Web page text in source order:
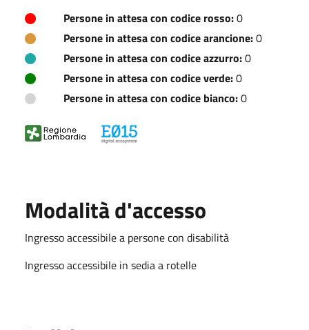
Persone in attesa con codice rosso:0
Persone in attesa con codice arancione:0
Persone in attesa con codice azzurro:0
Persone in attesa con codice verde:0
Persone in attesa con codice bianco:0
Modalità d'accesso
Ingresso accessibile a persone con disabilità
Ingresso accessibile in sedia a rotelle